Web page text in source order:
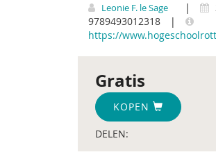
Leonie F. le Sage |
9789493012318
|
https://
Gratis
KOPEN
DELEN: